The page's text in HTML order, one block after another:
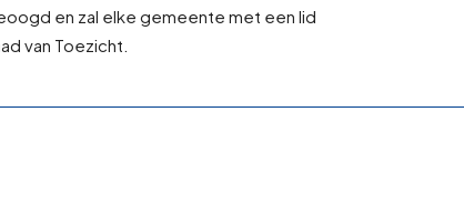
en zal elke gemeente met een lid
van Toezicht.